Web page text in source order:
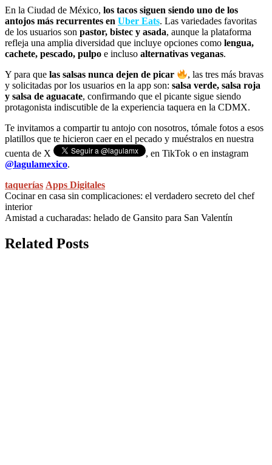
En la Ciudad de México, los tacos siguen siendo uno de los
antojos más recurrentes en Uber Eats. Las variedades favoritas
de los usuarios son pastor, bistec y asada, aunque la plataforma
refleja una amplia diversidad que incluye opciones como lengua,
cachete, pescado, pulpo e incluso alternativas veganas.
Y para que las salsas nunca dejen de picar
, las tres más bravas
y solicitadas por los usuarios en la app son: salsa verde, salsa roja
y salsa de aguacate, confirmando que el picante sigue siendo
protagonista indiscutible de la experiencia taquera en la CDMX.
Te invitamos a compartir tu antojo con nosotros, tómale fotos a esos
platillos que te hicieron caer en el pecado y muéstralos en nuestra
cuenta de X
, en TikTok o en instagram
@lagulamexico.
taquerías Apps Digitales
Navegación
de
Cocinar en casa sin complicaciones: el verdadero secreto del chef
interior
Amistad a cucharadas: helado de Gansito para San Valentín
Related Posts